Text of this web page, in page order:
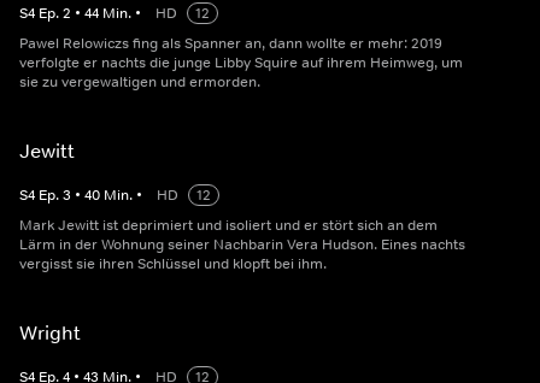
S4 Ep.2 • 44 Min. • HD
12
Pawel Relowiczs fing als Spanner an, dann wollte er mehr: 2019
verfolgte er nachts die junge Libby Squire auf ihrem Heimweg, um
sie zu vergewaltigen und ermorden.
Jewitt
S4 Ep.3 • 40 Min. • HD
12
Mark Jewitt ist deprimiert und isoliert und er stört sich an dem
Lärm in der Wohnung seiner Nachbarin Vera Hudson. Eines nachts
vergisst sie ihren Schlüssel und klopft bei ihm.
Wright
S4 Ep.4 • 43 Min. • HD
12